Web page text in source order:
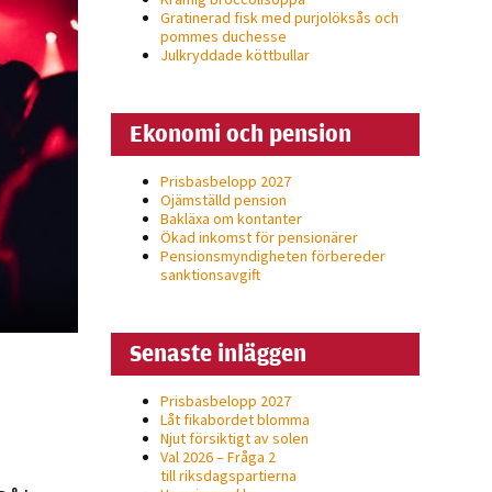
Gratinerad fisk med purjolöksås och
pommes duchesse
Julkryddade köttbullar
Ekonomi och pension
Prisbasbelopp 2027
Ojämställd pension
Bakläxa om kontanter
Ökad inkomst för pensionärer
Pensionsmyndigheten förbereder
sanktionsavgift
Senaste inläggen
Prisbasbelopp 2027
Låt fikabordet blomma
Njut försiktigt av solen
Val 2026 – Fråga 2
till riksdagspartierna